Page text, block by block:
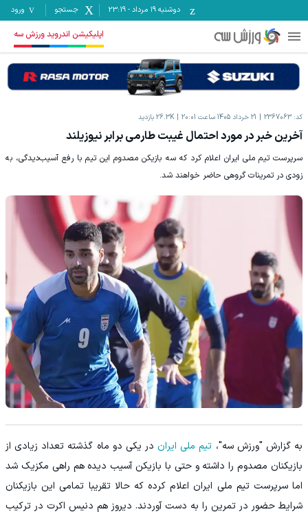
دوشنبه ۱۹ مرداد -
23:19 جستجو ورود
اپلیکیشن اندروید ورزش سه
کد: 2367063 21 خرداد 1405 ساعت 20:01 26.3K بازدید
آخرین خبر در مورد احتمال غیبت طارمی برابر نیوزیلند
سرپرست تیم ملی ایران اعلام کرد که سه بازیکن مصدوم این تیم با رفع آسیب‌دیدگی، به
زودی در تمرینات گروهی حاضر خواهند شد.
به گزارش "ورزش سه"، تیم ملی ایراندر یکی دو ماه گذشته تعداد زیادی از
بازیکنان مصدوم را داشته و حتی با بازیکن آسیب دیده هم راهی مکزیک شد
اما سرپرست تیم ملی ایران اعلام کرده که حالا تقریبا تمامی این بازیکنان
شرایط حضور در تمرین را به دست آوردند. دیروز هم دنیس اکرت در ترکیب